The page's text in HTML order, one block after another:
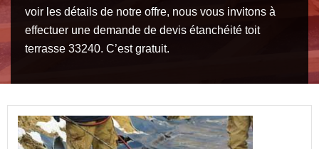
voir les détails de notre offre, nous vous invitons à
effectuer une demande de devis étanchéité toit
terrasse 33240. C’est gratuit.